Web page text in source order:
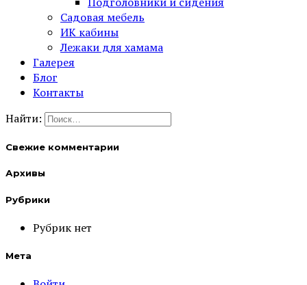
Садовая мебель
ИК кабины
Лежаки для хамама
Галерея
Блог
Контакты
Найти:
Свежие комментарии
Архивы
Рубрики
Рубрик нет
Мета